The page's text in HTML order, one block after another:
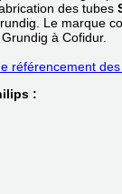
des tubes
Le marque
Grundig à Cofidur.
référencement
: